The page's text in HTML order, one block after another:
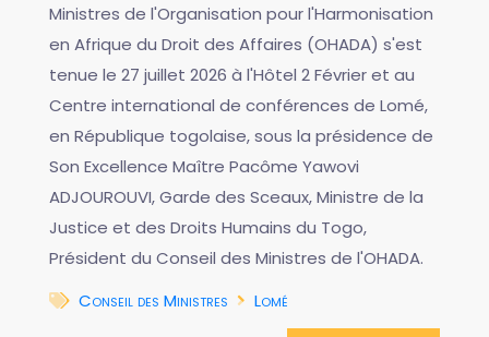
Ministres de l'Organisation pour l'Harmonisation
en Afrique du Droit des Affaires (OHADA) s'est
tenue le 27 juillet 2026 à l'Hôtel 2 Février et au
Centre international de conférences de Lomé,
en République togolaise, sous la présidence de
Son Excellence Maître Pacôme Yawovi
ADJOUROUVI, Garde des Sceaux, Ministre de la
Justice et des Droits Humains du Togo,
Président du Conseil des Ministres de l'OHADA.
Conseil des Ministres
Lomé